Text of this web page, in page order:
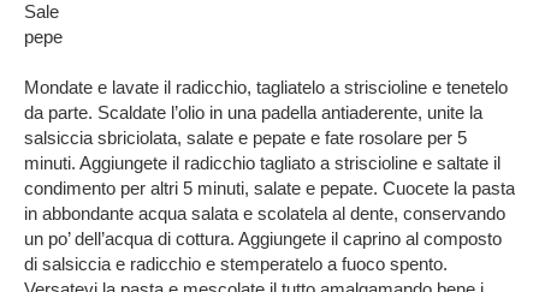
Sale
pepe
Mondate e lavate il radicchio, tagliatelo a striscioline e tenetelo
da parte. Scaldate l’olio in una padella antiaderente, unite la
salsiccia sbriciolata, salate e pepate e fate rosolare per 5
minuti. Aggiungete il radicchio tagliato a striscioline e saltate il
condimento per altri 5 minuti, salate e pepate. Cuocete la pasta
in abbondante acqua salata e scolatela al dente, conservando
un po’ dell’acqua di cottura. Aggiungete il caprino al composto
di salsiccia e radicchio e stemperatelo a fuoco spento.